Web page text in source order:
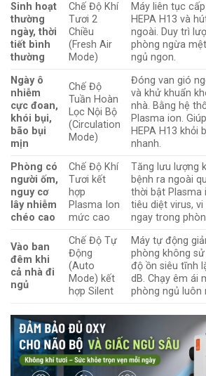
Sinh hoạt
thường
ngày, thời
tiết bình
thường
Chế Độ Khí
Tươi 2
Chiều
(Fresh Air
Mode)
Máy liên tục
HEPA H13 và
ngoài. Duy trì
phòng ngừa
ngủ ngon.
Ngày ô
nhiễm
cực đoan,
khói bụi,
bão bụi
mịn
Chế Độ
Tuần Hoàn
Lọc Nội Bộ
(Circulation
Mode)
Đóng van gió
và khử khuẩn
nhà. Bằng hệ
Plasma ion.
HEPA H13 khỏi
nhanh.
Phòng có
người ốm,
nguy cơ
lây nhiễm
chéo cao
Chế Độ Khí
Tươi kết
hợp
Plasma Ion
mức cao
Tăng lưu lượng
bệnh ra ngoài
thời bật
tiêu diệt virus,
ngay trong
Vào ban
đêm khi
cả nhà đi
ngủ
Chế Độ Tự
Động
(Auto
Mode) kết
hợp Silent
Máy tự động
phòng không
độ ồn siêu tĩnh
dB. Chạy êm ái
phòng ngủ luôn